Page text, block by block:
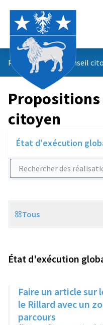
Propositions du conseil
Propositions
citoyen
État d'exécution
Rechercher des réalisations
Scope
Tous
État d'exécution
Faire un article sur
le Rillard avec un
parcours